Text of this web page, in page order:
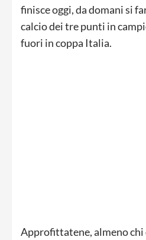
finisce oggi, da domani si
calcio dei tre punti in
fuori in coppa Italia.
Approfittatene, almeno chi